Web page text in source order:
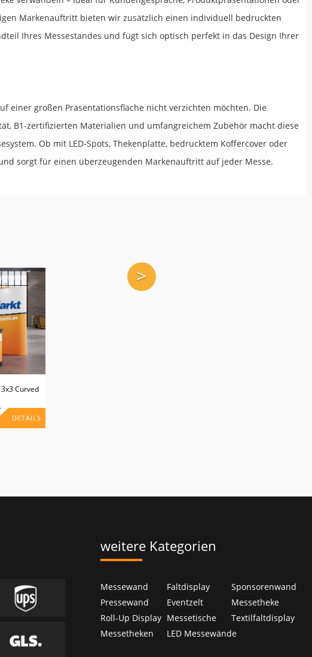
Markenauftritt bieten wir zusätzlich einen individuell bedruckten
Ihres Messestandes und fügt sich optisch perfekt in das Design Ihrer
einer großen Präsentationsfläche nicht verzichten möchten. Die
B1-zertifizierten Materialien und umfangreichem Zubehör macht diese
Ob mit LED-Spots, Thekenplatte, bedrucktem Koffercover oder
sorgt für einen überzeugenden Markenauftritt auf jeder Messe.
>
Curved
DETAILS
weitere Kategorien
Messewand Faltdisplay
Sponsorenwand
Pressewand
Eventzelt
Messetheke
Roll-Up Display Messetische
Textilfaltdisplay
Messetheken
LED Messewände